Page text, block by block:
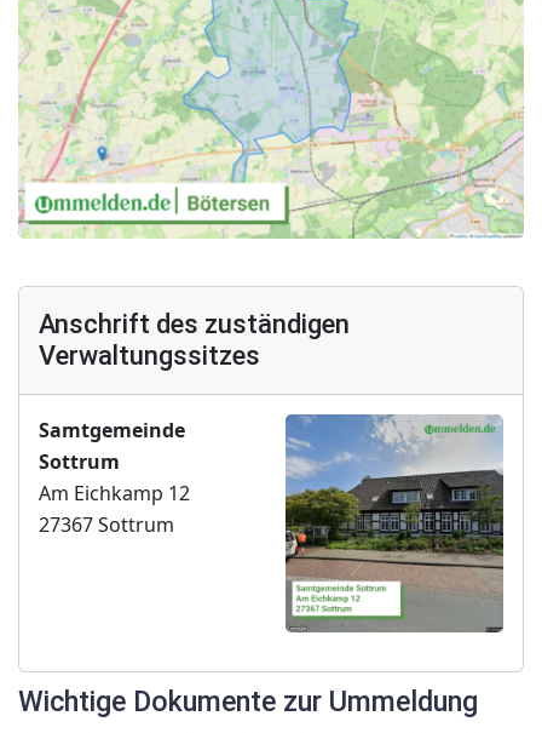
Anschrift des zuständigen
Verwaltungssitzes
Samtgemeinde
Sottrum
Am Eichkamp 12
27367 Sottrum
Wichtige Dokumente zur Ummeldung